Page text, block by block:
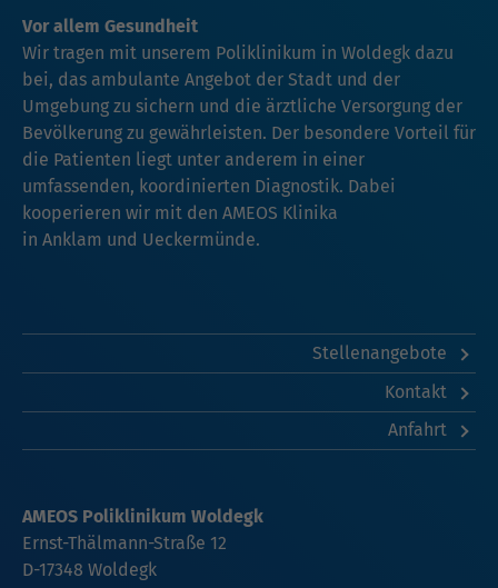
Vor allem Gesundheit
Wir tragen mit unserem Poliklinikum in Woldegk dazu
bei, das ambulante Angebot der Stadt und der
Umgebung zu sichern und die ärztliche Versorgung der
Bevölkerung zu gewährleisten. Der besondere Vorteil für
die Patienten liegt unter anderem in einer
umfassenden, koordinierten Diagnostik. Dabei
kooperieren wir mit den AMEOS Klinika
in Anklam und Ueckermünde.
Stellenangebote
Kontakt
Anfahrt
AMEOS Poliklinikum Woldegk
Ernst-Thälmann-Straße 12
D-17348 Woldegk